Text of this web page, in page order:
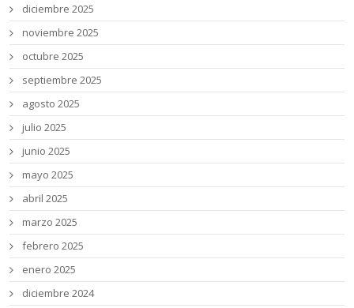
diciembre 2025
noviembre 2025
octubre 2025
septiembre 2025
agosto 2025
julio 2025
junio 2025
mayo 2025
abril 2025
marzo 2025
febrero 2025
enero 2025
diciembre 2024